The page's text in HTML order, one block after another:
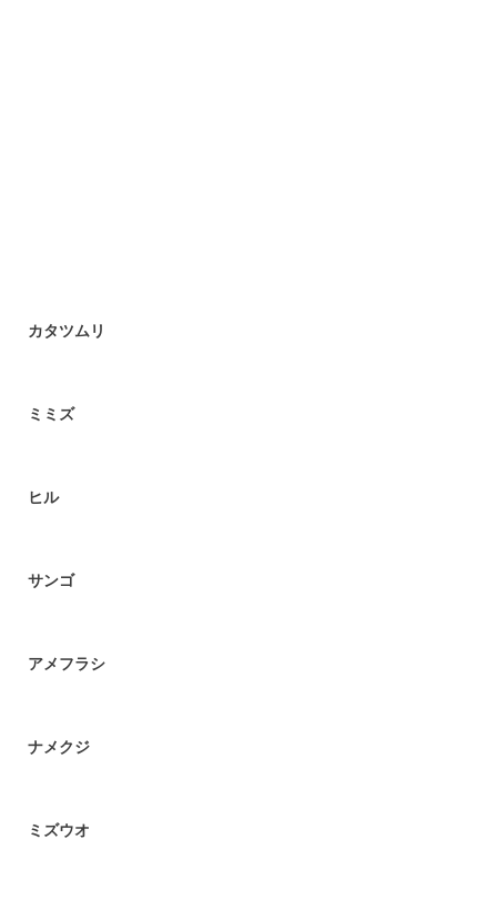
カタツムリ
ミミズ
ヒル
サンゴ
アメフラシ
ナメクジ
ミズウオ